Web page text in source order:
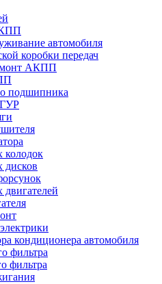
автомобиля
коробки передач
АКПП
подшипника
колодок
дисков
кондиционера автомобиля
фильтра
фильтра